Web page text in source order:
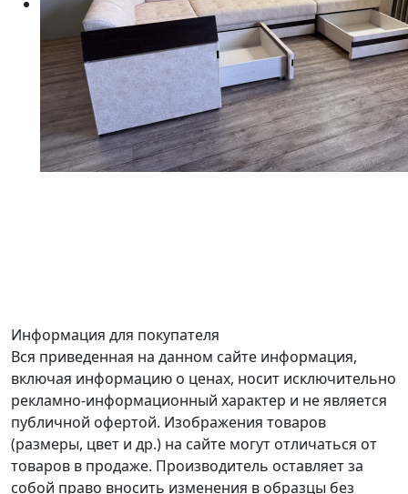
Информация для покупателя
Вся приведенная на данном сайте информация,
включая информацию о ценах, носит исключительно
рекламно-информационный характер и не является
публичной офертой. Изображения товаров
(размеры, цвет и др.) на сайте могут отличаться от
товаров в продаже. Производитель оставляет за
собой право вносить изменения в образцы без